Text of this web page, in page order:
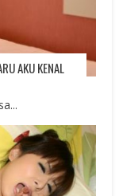
AKU KENAL